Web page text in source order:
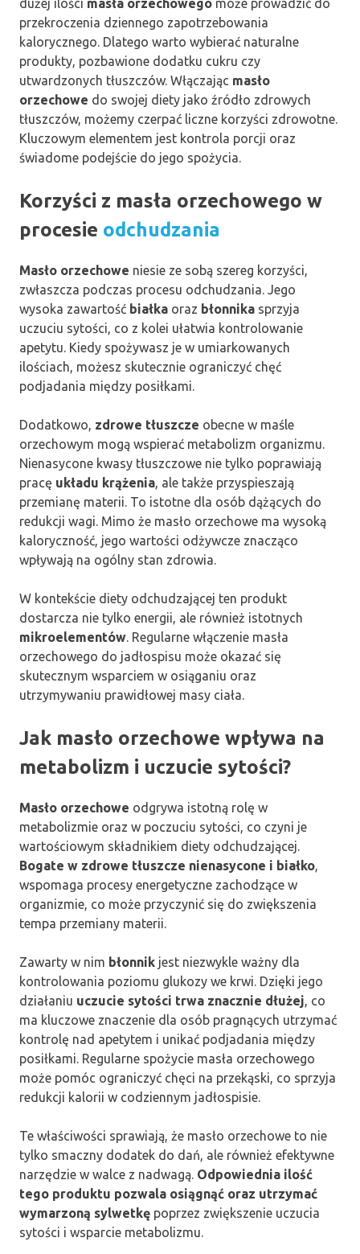
dużej ilości masła orzechowego może prowadzić do
przekroczenia dziennego zapotrzebowania
kalorycznego. Dlatego warto wybierać naturalne
produkty, pozbawione dodatku cukru czy
utwardzonych tłuszczów. Włączając masło
orzechowe do swojej diety jako źródło zdrowych
tłuszczów, możemy czerpać liczne korzyści zdrowotne.
Kluczowym elementem jest kontrola porcji oraz
świadome podejście do jego spożycia.
Korzyści z masła orzechowego w
procesie odchudzania
Masło orzechowe niesie ze sobą szereg korzyści,
zwłaszcza podczas procesu odchudzania. Jego
wysoka zawartość białka oraz błonnika sprzyja
uczuciu sytości, co z kolei ułatwia kontrolowanie
apetytu. Kiedy spożywasz je w umiarkowanych
ilościach, możesz skutecznie ograniczyć chęć
podjadania między posiłkami.
Dodatkowo, zdrowe tłuszcze obecne w maśle
orzechowym mogą wspierać metabolizm organizmu.
Nienasycone kwasy tłuszczowe nie tylko poprawiają
pracę układu krążenia, ale także przyspieszają
przemianę materii. To istotne dla osób dążących do
redukcji wagi. Mimo że masło orzechowe ma wysoką
kaloryczność, jego wartości odżywcze znacząco
wpływają na ogólny stan zdrowia.
W kontekście diety odchudzającej ten produkt
dostarcza nie tylko energii, ale również istotnych
mikroelementów. Regularne włączenie masła
orzechowego do jadłospisu może okazać się
skutecznym wsparciem w osiąganiu oraz
utrzymywaniu prawidłowej masy ciała.
Jak masło orzechowe wpływa na
metabolizm i uczucie sytości?
Masło orzechowe odgrywa istotną rolę w
metabolizmie oraz w poczuciu sytości, co czyni je
wartościowym składnikiem diety odchudzającej.
Bogate w zdrowe tłuszcze nienasycone i białko,
wspomaga procesy energetyczne zachodzące w
organizmie, co może przyczynić się do zwiększenia
tempa przemiany materii.
Zawarty w nim błonnik jest niezwykle ważny dla
kontrolowania poziomu glukozy we krwi. Dzięki jego
działaniu uczucie sytości trwa znacznie dłużej, co
ma kluczowe znaczenie dla osób pragnących utrzymać
kontrolę nad apetytem i unikać podjadania między
posiłkami. Regularne spożycie masła orzechowego
może pomóc ograniczyć chęci na przekąski, co sprzyja
redukcji kalorii w codziennym jadłospisie.
Te właściwości sprawiają, że masło orzechowe to nie
tylko smaczny dodatek do dań, ale również efektywne
narzędzie w walce z nadwagą. Odpowiednia ilość
tego produktu pozwala osiągnąć oraz utrzymać
wymarzoną sylwetkę poprzez zwiększenie uczucia
sytości i wsparcie metabolizmu.